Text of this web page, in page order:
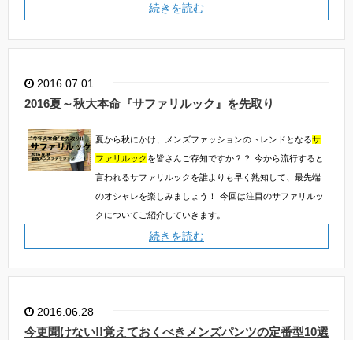
続きを読む
2016.07.01
2016夏～秋大本命『サファリルック』を先取り
夏から秋にかけ、メンズファッションのトレンドとなるサ
ファリルック を皆さんご存知ですか？？ 今から流行すると
言われるサファリルックを誰よりも早く熟知して、最先端
のオシャレを楽しみましょう！
今回は注目のサファリルッ
クについてご紹介していきます。
続きを読む
2016.06.28
今更聞けない!!覚えておくべきメンズパンツの定番型10選